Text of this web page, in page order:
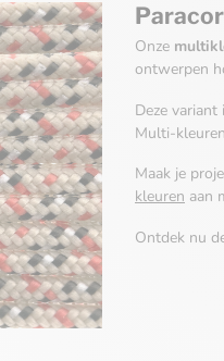
Onze
ontwerpen
Deze
Multi-
Maak je
kleuren aan
Ontdek nu